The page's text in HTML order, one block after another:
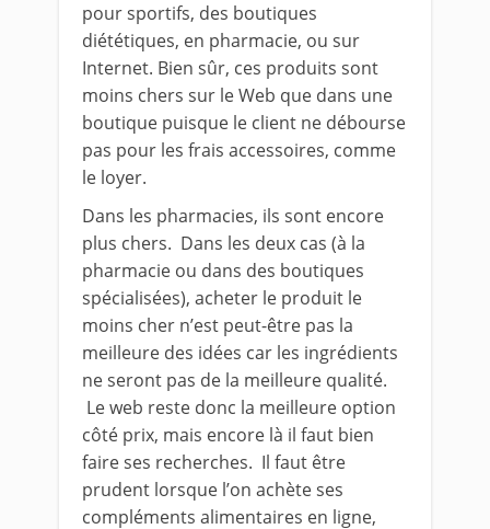
pour sportifs, des boutiques
diététiques, en pharmacie, ou sur
Internet. Bien sûr, ces produits sont
moins chers sur le Web que dans une
boutique puisque le client ne débourse
pas pour les frais accessoires, comme
le loyer.
Dans les pharmacies, ils sont encore
plus chers. Dans les deux cas (à la
pharmacie ou dans des boutiques
spécialisées), acheter le produit le
moins cher n’est peut-être pas la
meilleure des idées car les ingrédients
ne seront pas de la meilleure qualité.
Le web reste donc la meilleure option
côté prix, mais encore là il faut bien
faire ses recherches. Il faut être
prudent lorsque l’on achète ses
compléments alimentaires en ligne,